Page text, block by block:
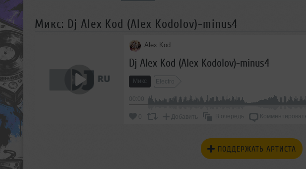
Микс: Dj Alex Kod (Alex Kodolov)-minus4
Alex Kod
Dj Alex Kod (Alex Kodolov)-minus4
Микс Electro
Добавить В очередь Комментировать
ПОДДЕРЖАТЬ АРТИСТА